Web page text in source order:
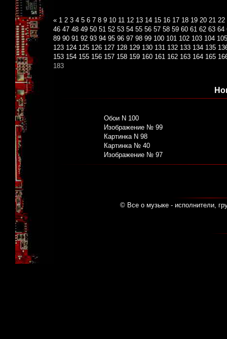
« 1 2 3 4 5 6 7 8 9 10 11 12 13 14 15 16 17 18 19 20 21 22
46 47 48 49 50 51 52 53 54 55 56 57 58 59 60 61 62 63 64
89 90 91 92 93 94 95 96 97 98 99 100 101 102 103 104 105
123 124 125 126 127 128 129 130 131 132 133 134 135
153 154 155 156 157 158 159 160 161 162 163 164 165
183
Обои N 100
Изображение № 99
Картинка N 98
Картинка № 40
Изображение № 97
© Все о музыке - исполнители,